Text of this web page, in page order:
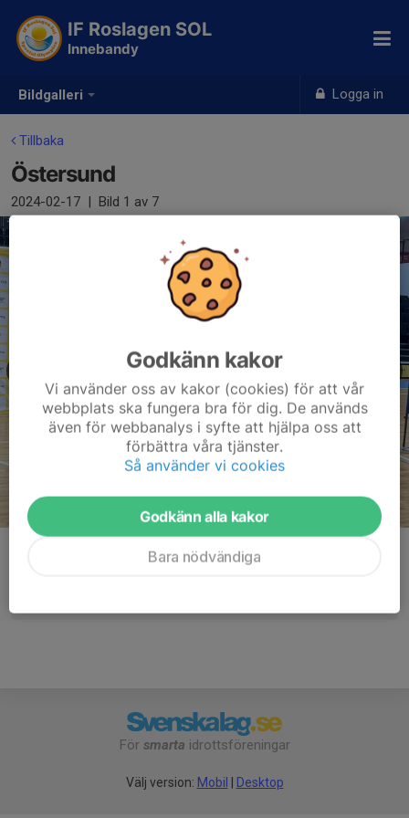
Bildgalleri Logga in
IF Roslagen SOL
Innebandy
Tillbaka
Östersund
2024-02-17 | Bild 1 av 7
För smarta idrottsföreningar
Välj version: Mobil | Desktop
Godkänn kakor
Vi använder oss av kakor (cookies) för att vår
webbplats ska fungera bra för dig. De används
även för webbanalys i syfte att hjälpa oss att
förbättra våra tjänster.
Så använder vi cookies
Godkänn alla kakor
Bara nödvändiga